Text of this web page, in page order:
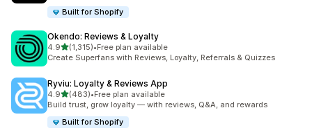
Built for Shopify
Okendo: Reviews & Loyalty
4.9เต็ม 5 ดาว
(1,315)
ทั้งหมด 1315 รีวิว
•Free plan available
Create Superfans with Reviews, Loyalty, Referrals & Quizzes
Ryviu: Loyalty & Reviews App
4.9เต็ม 5 ดาว
(483)
ทั้งหมด 483 รีวิว
•Free plan available
Build trust, grow loyalty — with reviews, Q&A, and rewards
Built for Shopify